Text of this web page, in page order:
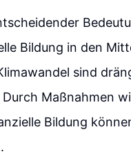
Bildung in den
sind
Maßnahmen
Bildung